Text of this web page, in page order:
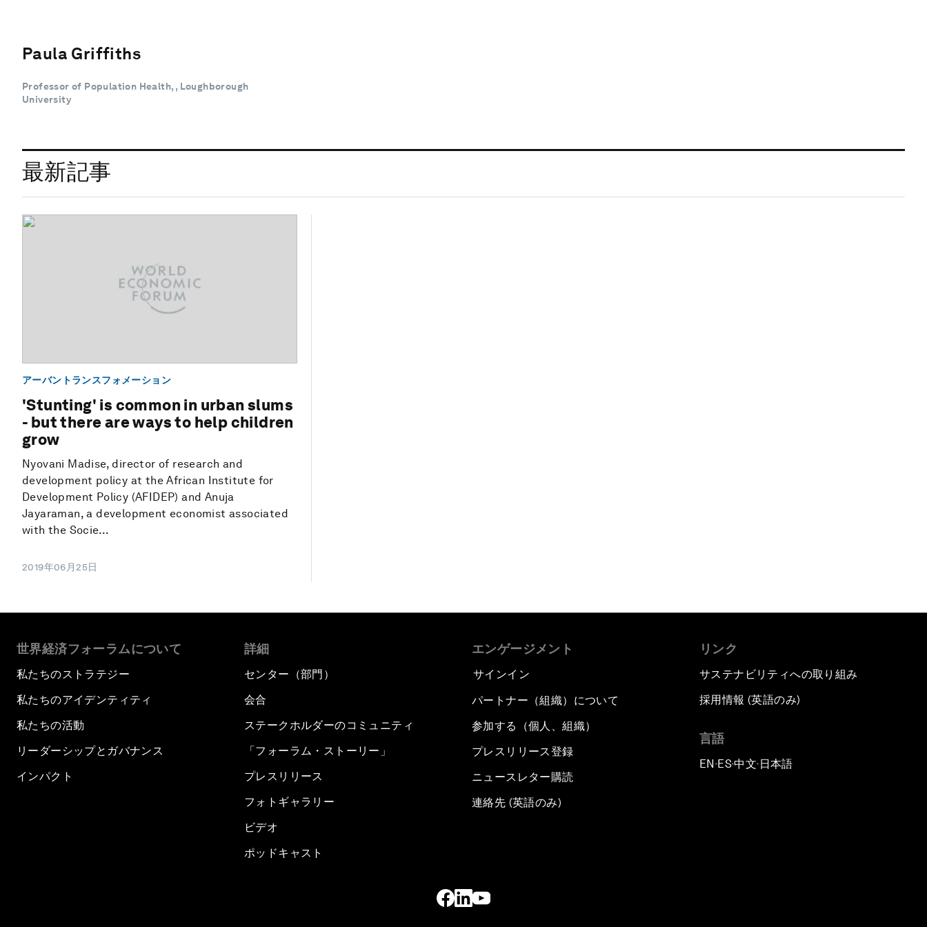
Paula Griffiths
Professor of Population Health, , Loughborough
University
最新記事
アーバントランスフォメーション
'Stunting' is common in urban slums
- but there are ways to help children
grow
Nyovani Madise, director of research and
development policy at the African Institute for
Development Policy (AFIDEP) and Anuja
Jayaraman, a development economist associated
with the Socie...
2019年06月25日
世界経済フォーラムについて
私たちのストラテジー
私たちのアイデンティティ
私たちの活動
リーダーシップとガバナンス
インパクト
詳細
センター（部門）
会合
ステークホルダーのコミュニティ
「フォーラム・ストーリー」
プレスリリース
フォトギャラリー
ビデオ
ポッドキャスト
エンゲージメント
サインイン
パートナー（組織）について
参加する（個人、組織）
プレスリリース登録
ニュースレター購読
連絡先 (英語のみ)
リンク
サステナビリティへの取り組み
採用情報 (英語のみ)
言語
EN ▪ ES▪中文▪ 日本語